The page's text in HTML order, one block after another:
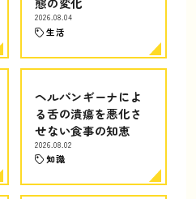
2026.08.04
生活
ヘルパンギーナによ
る舌の潰瘍を悪化さ
せない食事の知恵
2026.08.02
知識